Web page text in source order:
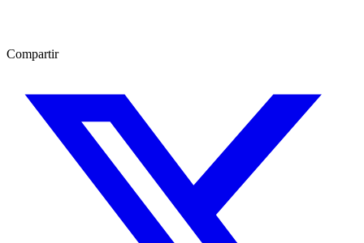
Compartir